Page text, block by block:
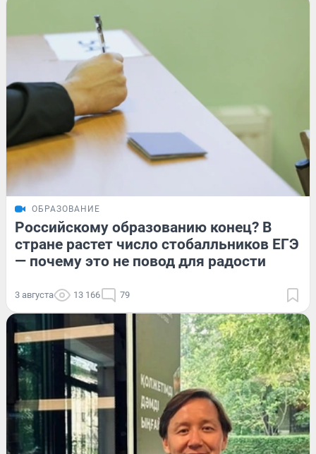
ОБРАЗОВАНИЕ
Российскому образованию конец? В
стране растет число стобалльников ЕГЭ
— почему это не повод для радости
3 августа 13 166 79